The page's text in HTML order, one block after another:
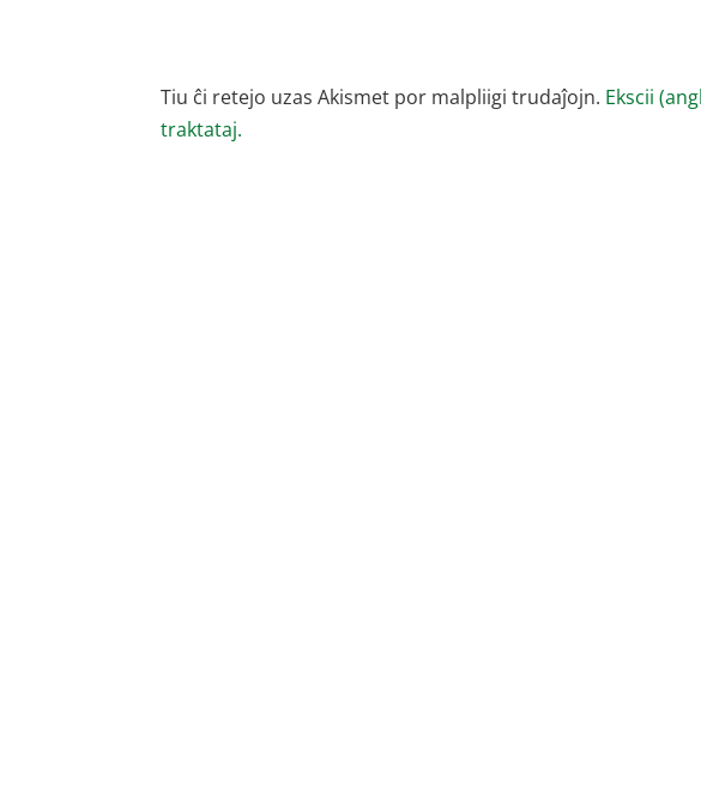
Tiu ĉi retejo uzas Akismet por malpliigi trudaĵojn. Ekscii
traktataj.